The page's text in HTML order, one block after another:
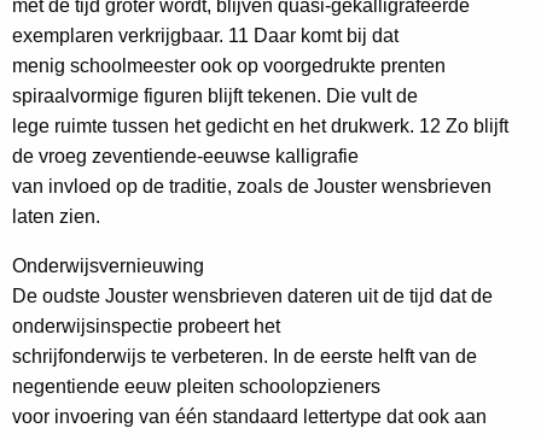
met de tijd groter wordt, blijven quasi-gekalligrafeerde
exemplaren verkrijgbaar. 11 Daar komt bij dat
menig schoolmeester ook op voorgedrukte prenten
spiraalvormige figuren blijft tekenen. Die vult de
lege ruimte tussen het gedicht en het drukwerk. 12 Zo blijft
de vroeg zeventiende-eeuwse kalligrafie
van invloed op de traditie, zoals de Jouster wensbrieven
laten zien.
Onderwijsvernieuwing
De oudste Jouster wensbrieven dateren uit de tijd dat de
onderwijsinspectie probeert het
schrijfonderwijs te verbeteren. In de eerste helft van de
negentiende eeuw pleiten schoolopzieners
voor invoering van één standaard lettertype dat ook aan